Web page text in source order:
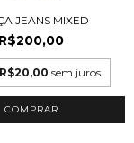
JEANS MIXED
R$200,00
R$20,00 sem juros